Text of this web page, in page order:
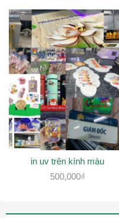
in uv trên kính màu
500,000₫